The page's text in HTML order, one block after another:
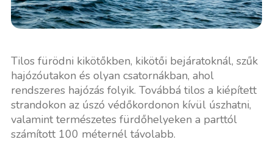
Tilos fürödni kikötőkben, kikötői bejáratoknál, szűk
hajózóutakon és olyan csatornákban, ahol
rendszeres hajózás folyik. Továbbá tilos a kiépített
strandokon az úszó védőkordonon kívül úszhatni,
valamint természetes fürdőhelyeken a parttól
számított 100 méternél távolabb.